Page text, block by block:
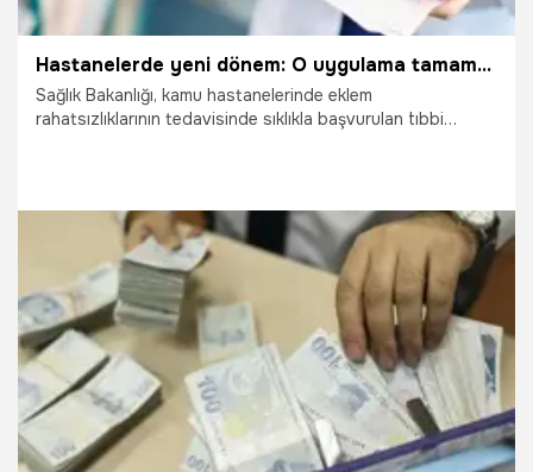
Hastanelerde yeni dönem: O uygulama tamamen kaldırıldı!
Sağlık Bakanlığı, kamu hastanelerinde eklem
rahatsızlıklarının tedavisinde sıklıkla başvurulan tıbbi
Zengin Plazma (PRP) ve hyalüronik asit içeren tıbbi
malzemelerin artık hastalara reçete edilerek dışarıdaki
eczane veya medikallerden temin ettirilmesi uygulaması
tamamen kaldırıldı.
5.08.2026 Ekonomi